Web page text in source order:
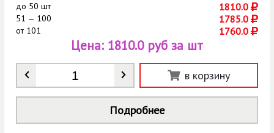
до 50 шт 1810.0
51 — 100 1785.0
от101 1760.0
Количество
Цена: 1810.0 руб за шт
в корзину
Подробнее